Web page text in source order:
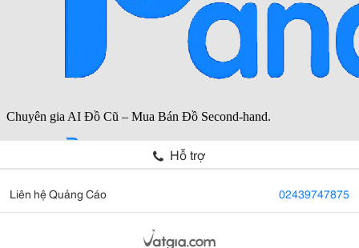
Hỗ trợ
Liên hệ Quảng Cáo 02439747875